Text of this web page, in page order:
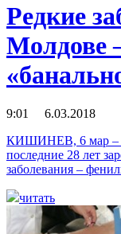
Редкие
Молдове
9:01 6.03.2018
КИШИНЕВ, 6 мар –
последние 28 лет
заболевания –
читать